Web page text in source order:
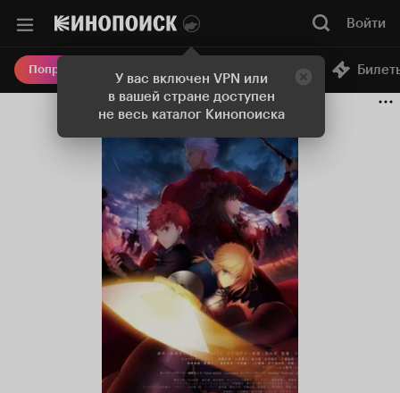
У вас включен VPN или
в вашей стране доступен
не весь каталог Кинопоиска
Войти
Попробовать Плюс Онлайн-кинотеатр